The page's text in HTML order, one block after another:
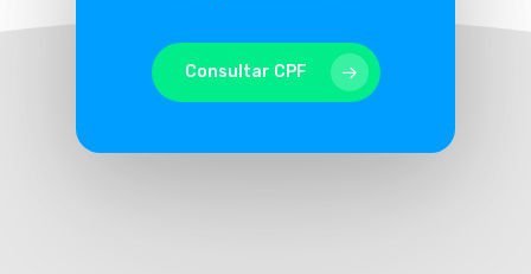
Consultar CPF